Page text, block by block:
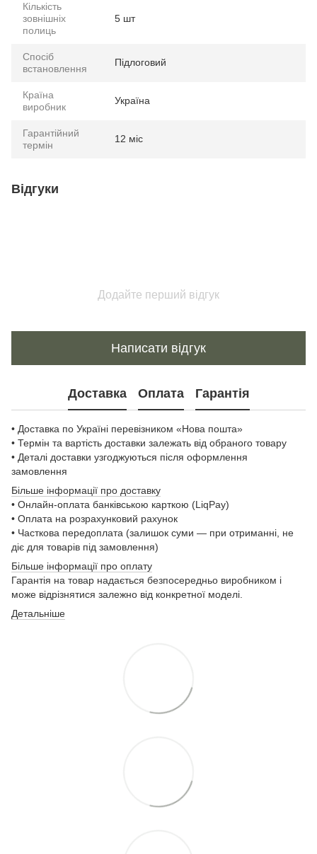
Кількість
зовнішніх
полиць
5 шт
Спосіб
встановлення
Підлоговий
Країна
виробник
Україна
Гарантійний
термін
12 міс
Відгуки
Додайте перший відгук
Написати відгук
Доставка Оплата Гарантія
• Доставка по Україні перевізником «Нова пошта»
• Термін та вартість доставки залежать від обраного товару
• Деталі доставки узгоджуються після оформлення
замовлення
Більше інформації про доставку
• Онлайн-оплата банківською карткою (LiqPay)
• Оплата на розрахунковий рахунок
• Часткова передоплата (залишок суми — при отриманні, не
діє для товарів під замовлення)
Більше інформації про оплату
Гарантія на товар надається безпосередньо виробником і
може відрізнятися залежно від конкретної моделі.
Детальніше